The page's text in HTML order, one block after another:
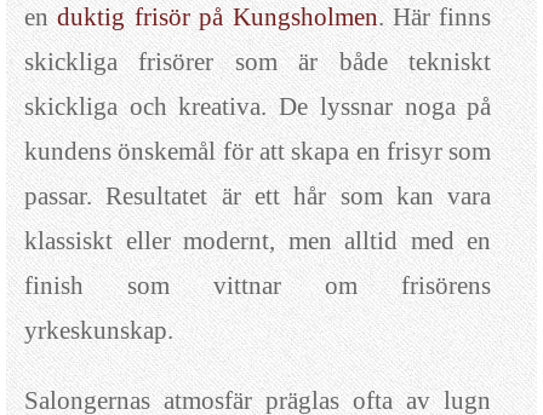
enduktig frisör på Kungsholmen. Här finns
skickliga frisörer som är både tekniskt
skickliga och kreativa. De lyssnar noga på
kundens önskemål för att skapa en frisyr som
passar. Resultatet är ett hår som kan vara
klassiskt eller modernt, men alltid med en
finish som vittnar om frisörens
yrkeskunskap.
Salongernas atmosfär präglas ofta av lugn